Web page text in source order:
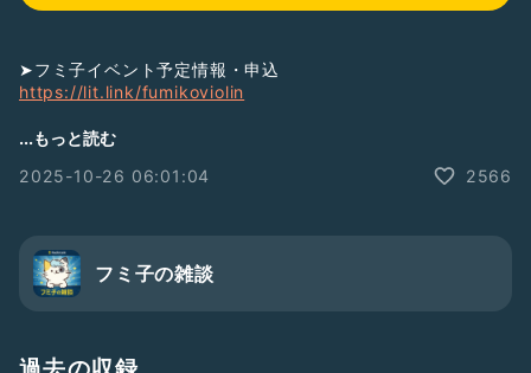
➤フミ子イベント予定情報・申込
https://lit.link/fumikoviolin
10/26 初見講座《グルーヴ編》(天王寺)
11/1ゆるはじ・島村アンサンブル(梅田)
11/2 MIKI弾こう会(西梅田)
11/3 神戸布引ハーブ園
11/9 弾こう会(心斎橋・YouTube)
...もっと読む
2025-10-26 06:01:04
2566
フミ子の雑談